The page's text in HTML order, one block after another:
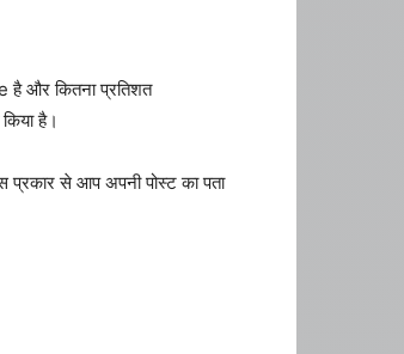
है और कितना प्रतिशत
है।
से आप अपनी पोस्ट का पता